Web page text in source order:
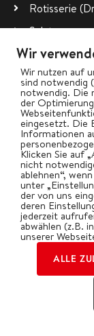
Rotisserie
Salate
Vegetarisch
Wok
bigBBQ
Kategorien
2026 | by
Wir
Wir nutzen auf
sind notwendig
notwendig. Die
der
eingesetzt. Die
Informationen
Klicken Sie auf
nicht
ablehnen“,
unter
der von uns
deren
jederzeit
abwählen (z.B.
unserer
ALLE